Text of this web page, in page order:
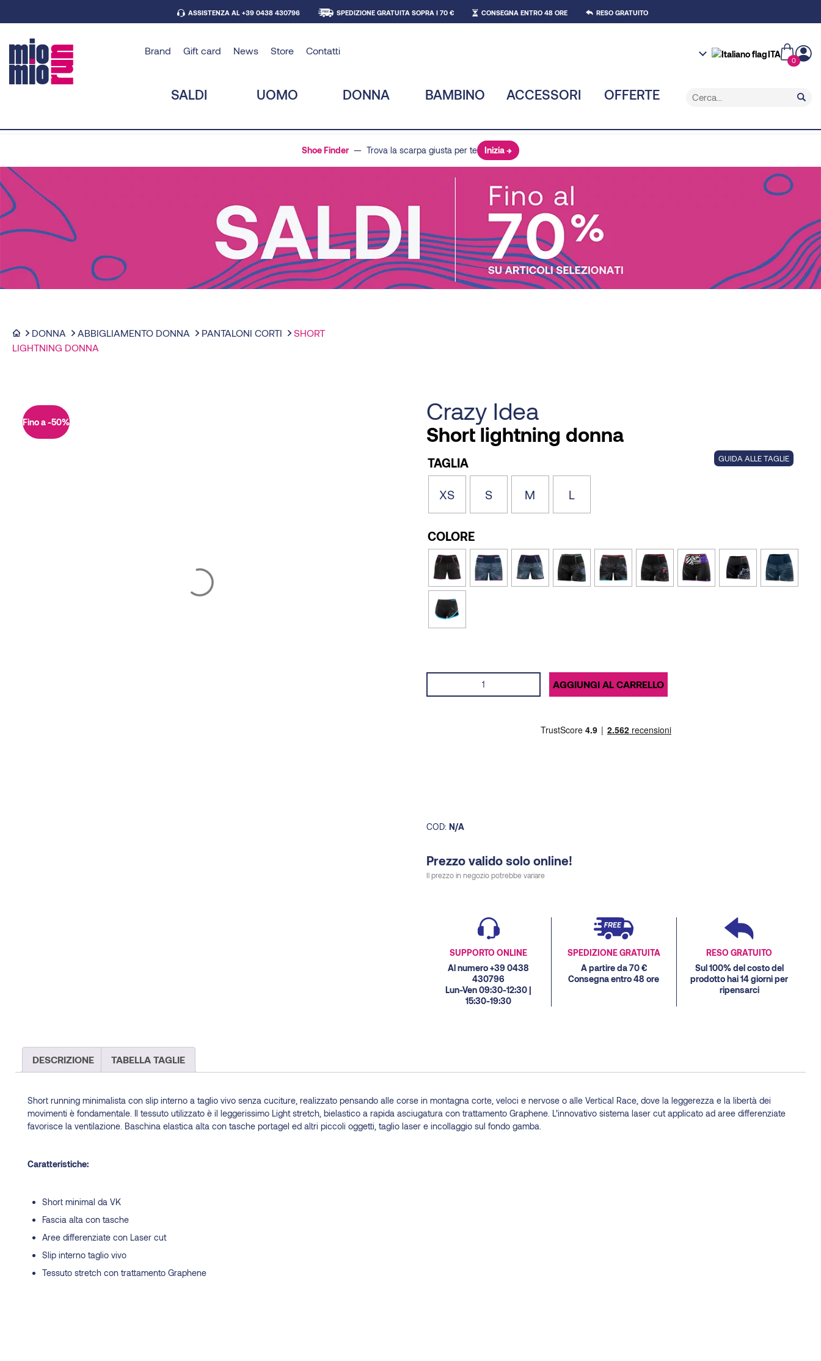
ASSISTENZA AL +39 0438 430796 SPEDIZIONE GRATUITA SOPRA I 70 € CONSEGNA ENTRO 48 ORE RESO GRATUITO
Brand Gift card News Store Contatti ITA
0
SALDI UOMO DONNA BAMBINO ACCESSORI OFFERTE
Shoe Finder — Trova la scarpa giusta per te Inizia →
DONNA ABBIGLIAMENTO DONNA PANTALONI CORTI
SHORT
LIGHTNING DONNA
Fino a -50% Crazy Idea
Short lightning donna
GUIDA ALLE TAGLIE
TAGLIA
XS S M L
COLORE
lightning
AGGIUNGI AL CARRELLO
COD: N/A
Prezzo valido solo online!
Il prezzo in negozio potrebbe variare
SUPPORTO ONLINE
Al numero +39 0438
430796
Lun-Ven 09:30-12:30 |
15:30-19:30
SPEDIZIONE GRATUITA
A partire da 70 €
Consegna entro 48 ore
RESO GRATUITO
Sul 100% del costo del
prodotto hai 14 giorni per
ripensarci
DESCRIZIONE TABELLA TAGLIE
Short running minimalista con slip interno a taglio vivo senza cuciture, realizzato pensando alle corse in montagna corte, veloci e nervose o alle Vertical Race, dove la leggerezza e la libertà dei
movimenti è fondamentale. Il tessuto utilizzato è il leggerissimo Light stretch, bielastico a rapida asciugatura con trattamento Graphene. L’innovativo sistema laser cut applicato ad aree differenziate
favorisce la ventilazione. Baschina elastica alta con tasche portagel ed altri piccoli oggetti, taglio laser e incollaggio sul fondo gamba.
Caratteristiche:
Short minimal da VK
Fascia alta con tasche
Aree differenziate con Laser cut
Slip interno taglio vivo
Tessuto stretch con trattamento Graphene